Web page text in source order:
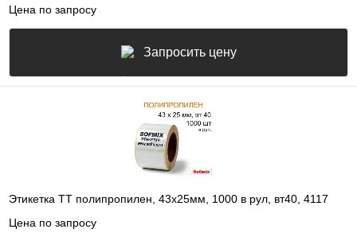
Цена по запросу
Запросить цену
Этикетка ТТ полипропилен, 43х25мм, 1000 в рул, вт40, 4117
Цена по запросу